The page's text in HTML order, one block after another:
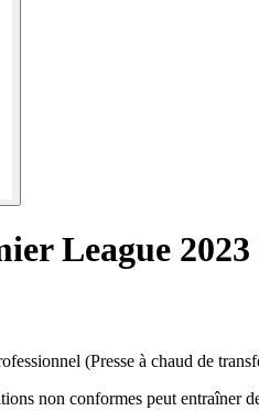
League 2023
(Presse à chaud de
non conformes peut entraîner